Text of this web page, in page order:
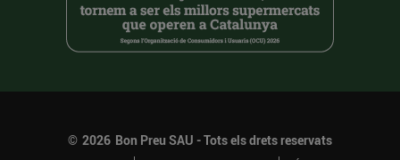
© 2026 Bon Preu SAU - Tots els drets reservats